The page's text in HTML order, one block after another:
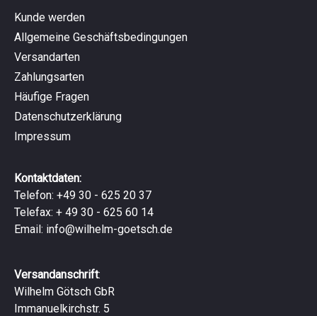
Kunde werden
Allgemeine Geschäftsbedingungen
Versandarten
Zahlungsarten
Häufige Fragen
Datenschutzerklärung
Impressum
Kontaktdaten:
Telefon: +49 30 - 625 20 37
Telefax: + 49 30 - 625 60 14
Email: info@wilhelm-goetsch.de
Versandanschrift:
Wilhelm Götsch GbR
Immanuelkirchstr. 5